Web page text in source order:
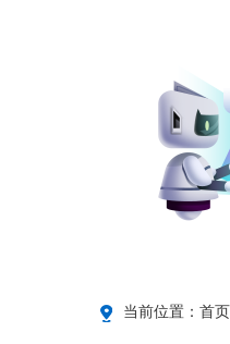
当前位置： 首页